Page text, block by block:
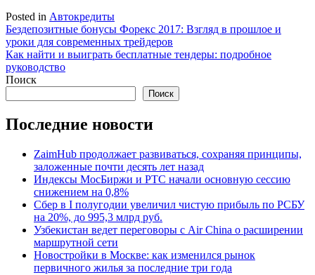
Posted in Автокредиты
Навигация
по
записям
Бездепозитные бонусы Форекс 2017: Взгляд в прошлое и
уроки для современных трейдеров
Как найти и выиграть бесплатные тендеры: подробное
руководство
Поиск
Поиск
Последние новости
ZaimHub продолжает развиваться, сохраняя принципы,
заложенные почти десять лет назад
Индексы МосБиржи и РТС начали основную сессию
снижением на 0,8%
Сбер в I полугодии увеличил чистую прибыль по РСБУ
на 20%, до 995,3 млрд руб.
Узбекистан ведет переговоры с Air China о расширении
маршрутной сети
Новостройки в Москве: как изменился рынок
первичного жилья за последние три года